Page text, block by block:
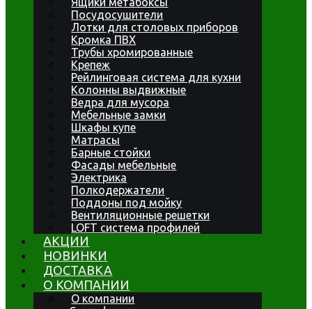
Посудосушители
Лотки для столовых приборов
Кромка ПВХ
Трубы хромированные
Крепеж
Рейлинговая система для кухни
Колонны выдвижные
Ведра для мусора
Мебельные замки
Шкафы купе
Матрасы
Барные стойки
Фасады мебельные
Электрика
Полкодержатели
Поддоны под мойку
Вентиляционные решетки
LOFT система профилей
АКЦИИ
НОВИНКИ
ДОСТАВКА
О КОМПАНИИ
О компании